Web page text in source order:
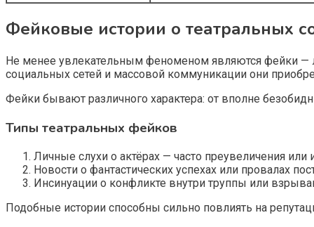
Фейковые истории о театральных
Не менее увлекательным феноменом являются фейки —
социальных сетей и массовой коммуникации они
Фейки бывают различного характера: от вполне
Типы театральных фейков
Личные слухи о актёрах — часто преувеличения
Новости о фантастических успехах или провалах
Инсинуации о конфликте внутри труппы или
Подобные истории способны сильно повлиять на